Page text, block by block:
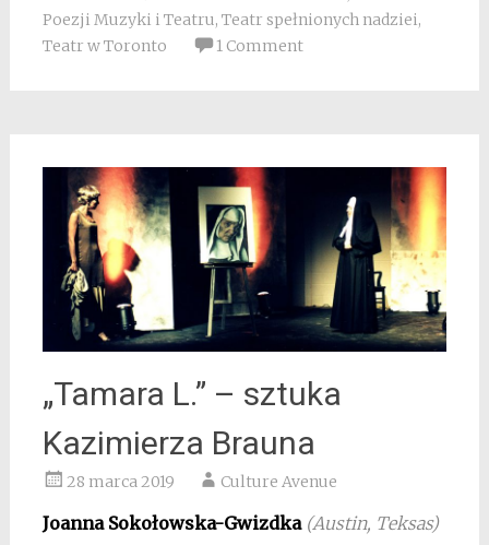
Poezji Muzyki i Teatru, Teatr spełnionych nadziei,
Teatr w Toronto
1 Comment
„Tamara L.” – sztuka
Kazimierza Brauna
28 marca 2019 Culture Avenue
Joanna Sokołowska-Gwizdka (Austin, Teksas)